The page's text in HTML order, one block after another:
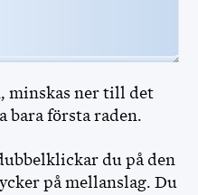
minskas ner till det
bara första raden.
du på den
på mellanslag. Du